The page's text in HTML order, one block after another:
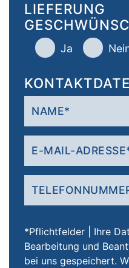
LIEFERUNG
Ja
*Pflichtfelder | Ihre
Bearbeitung und
bei uns gespeichert.